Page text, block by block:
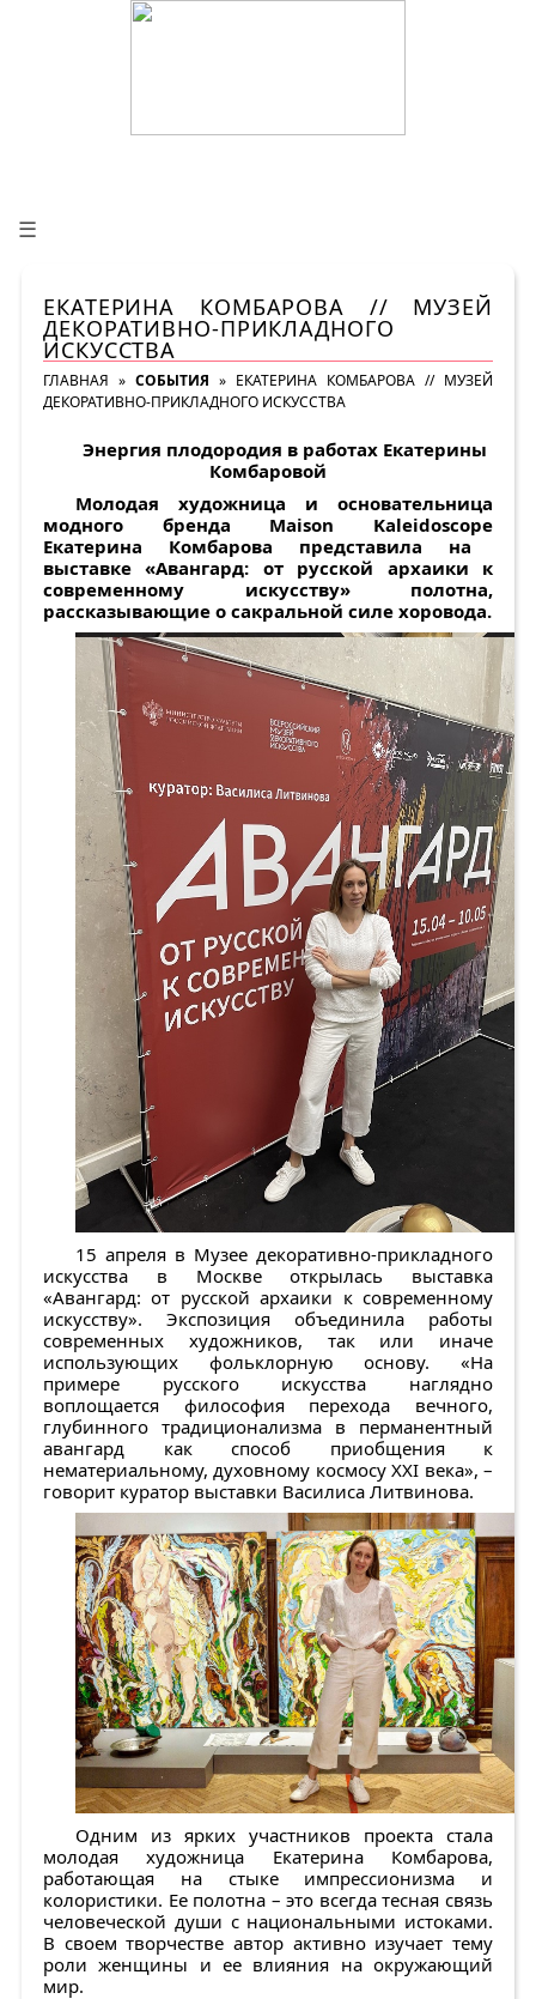
☰
ЕКАТЕРИНА КОМБАРОВА // МУЗЕЙ
ДЕКОРАТИВНО-ПРИКЛАДНОГО
ИСКУССТВА
ГЛАВНАЯ » СОБЫТИЯ » ЕКАТЕРИНА КОМБАРОВА // МУЗЕЙ
ДЕКОРАТИВНО-ПРИКЛАДНОГО ИСКУССТВА
Энергия плодородия в работах Екатерины
Комбаровой
Молодая художница и основательница
модного бренда Maison
Kaleidoscope
Екатерина Комбарова представила на
выставке «Авангард: от русской архаики к
современному искусству» полотна,
рассказывающие о сакральной силе хоровода.
15 апреля в Музее декоративно-прикладного
искусства в Москве открылась выставка
«Авангард: от русской архаики к современному
искусству». Экспозиция объединила работы
современных художников, так или иначе
использующих фольклорную основу. «На
примере русского искусства наглядно
воплощается философия перехода вечного,
глубинного традиционализма в перманентный
авангард как способ приобщения к
нематериальному, духовному космосу XXI века», –
говорит куратор выставки Василиса Литвинова.
Одним из ярких участников проекта стала
молодая художница Екатерина Комбарова,
работающая на стыке импрессионизма и
колористики. Ее полотна – это всегда тесная связь
человеческой души с национальными истоками.
В своем творчестве автор активно изучает тему
роли женщины и ее влияния на окружающий
мир.